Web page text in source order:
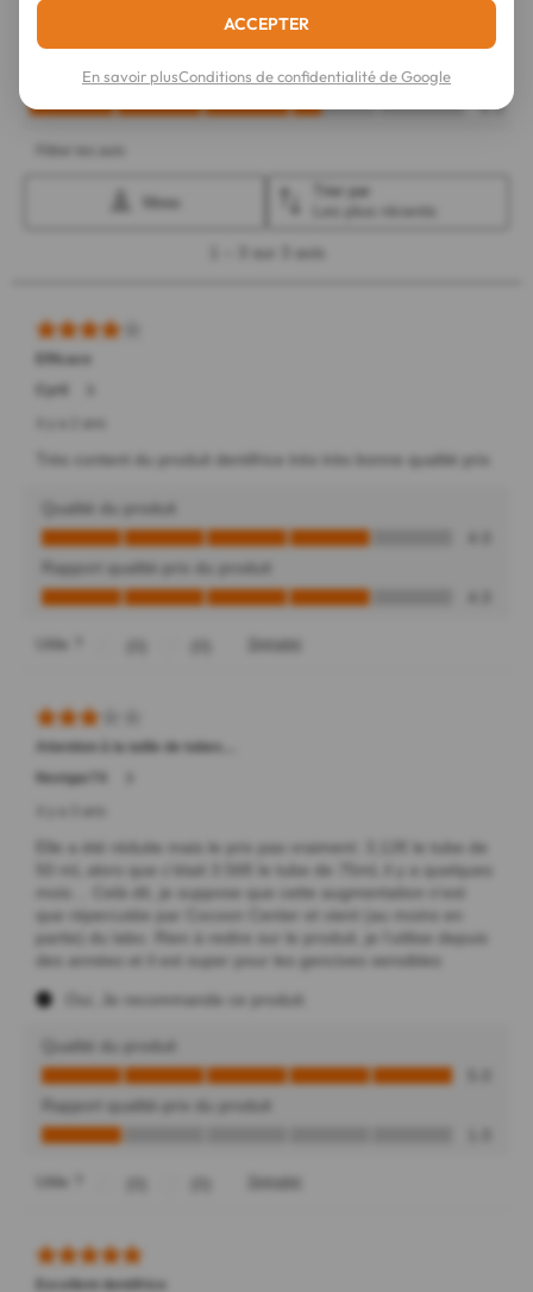
ACCEPTER
En savoir plusConditions de confidentialité de Google